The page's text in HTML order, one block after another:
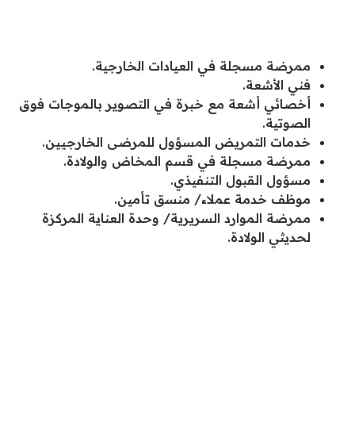
ممرضة مسجلة في العيادات الخارجية.
فني الأشعة.
أخصائي أشعة مع خبرة في التصوير بالموجات فوق
الصوتية.
خدمات التمريض المسؤول للمرضى الخارجيين.
ممرضة مسجلة في قسم المخاض والولادة.
مسؤول القبول التنفيذي.
موظف خدمة عملاء/ منسق تأمين.
ممرضة الموارد السريرية/ وحدة العناية المركزة
لحديثي الولادة.